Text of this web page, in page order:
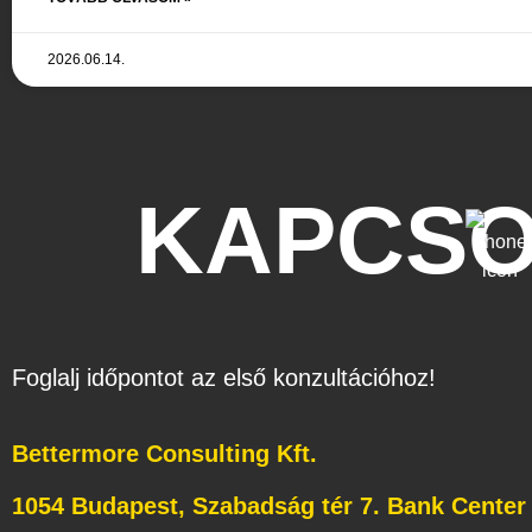
2026.06.14.
Foglalj időpontot az első konzultációhoz!
Bettermore Consulting Kft.
1054 Budapest, Szabadság tér 7. Bank Center